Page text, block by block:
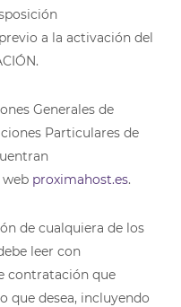
a la activación del
Generales de
Particulares de
proximahost.es.
de cualquiera de los
leer con
contratación que
que desea, incluyendo